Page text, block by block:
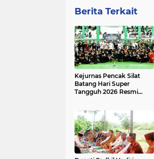
Berita Terkait
Kejurnas Pencak Silat
Batang Hari Super
Tangguh 2026 Resmi